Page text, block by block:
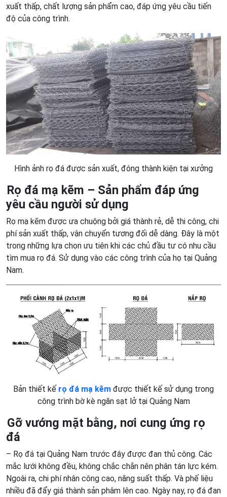
xuất thấp, chất lượng sản phẩm cao, đáp ứng yêu cầu tiến
độ của công trình.
Hình ảnh rọ đá được sản xuất, đóng thành kiện tại xưởng
Rọ đá mạ kẽm – Sản phẩm đáp ứng
yêu cầu người sử dụng
Rọ mạ kẽm được ưa chuộng bởi giá thành rẻ, dễ thi công, chi
phí sản xuất thấp, vận chuyển tương đối dễ dàng. Đây là một
trong những lựa chọn ưu tiên khi các chủ đầu tư có nhu cầu
tìm mua rọ đá. Sử dụng vào các công trình của họ tại Quảng
Nam.
Bản thiết kế rọ đá mạ kẽm được thiết kế sử dụng trong
công trình bờ kè ngăn sạt lở tại Quảng Nam
Gỡ vướng mặt bằng, nơi cung ứng rọ
đá
– Rọ đá tại Quảng Nam trước đây được đan thủ công. Các
mắc lưới không đều, không chắc chắn nên phân tán lực kém.
Ngoài ra, chi phí nhân công cao, năng suất thấp. Và phế liệu
nhiều đã đẩy giá thành sản phâm lên cao. Ngày nay, rọ đá đan